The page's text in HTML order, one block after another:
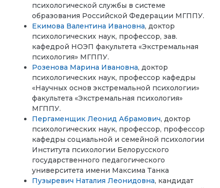
психологической службы в системе
образования Российской Федерации МГППУ.
Екимова Валентина Ивановна, доктор
психологических наук, профессор, зав.
кафедрой НОЭП факультета «Экстремальная
психология» МГППУ.
Розенова Марина Ивановна, доктор
психологических наук, профессор кафедры
«Научных основ экстремальной психологии»
факультета «Экстремальная психология»
МГППУ.
Пергаменщик Леонид Абрамович, доктор
психологических наук, профессор, профессор
кафедры социальной и семейной психологии
Института психологии Белорусского
государственного педагогического
университета имени Максима Танка
Пузыревич Наталия Леонидовна, кандидат